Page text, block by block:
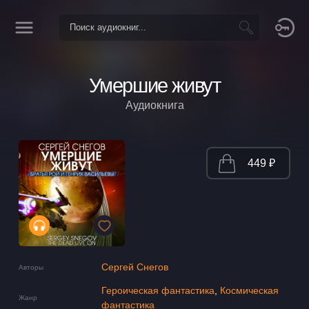
Умершие живут
Аудиокнига
Авторы Сергей Снегов
Жанр
Героическая фантастика
Космическая
фантастика
449 ₽